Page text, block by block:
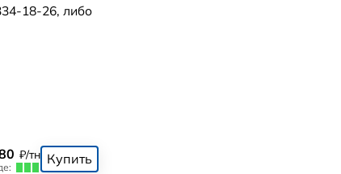
18-26, либо
₽/тн Купить